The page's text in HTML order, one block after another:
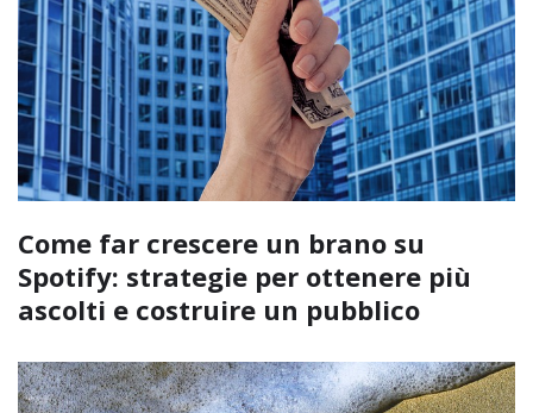
Come far crescere un brano su
Spotify: strategie per ottenere più
ascolti e costruire un pubblico